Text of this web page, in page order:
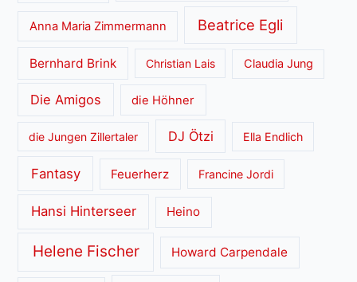
Anna Maria Zimmermann Beatrice Egli
Bernhard Brink Christian Lais Claudia Jung
Die Amigos die Höhner
die Jungen Zillertaler DJ Ötzi Ella Endlich
Fantasy Feuerherz Francine Jordi
Hansi Hinterseer Heino
Helene Fischer Howard Carpendale